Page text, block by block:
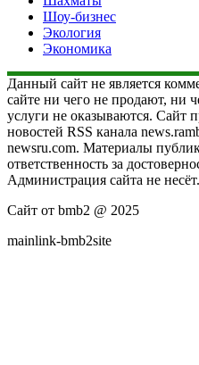
Шоу-бизнес
Экология
Экономика
Данный сайт не является
сайте ни чего не продают, ни
услуги не оказываются. Сайт
новостей RSS канала
newsru.com. Материалы
ответственность за
Администрация сайта не несёт.
Сайт от bmb2 @ 2025
mainlink-bmb2site